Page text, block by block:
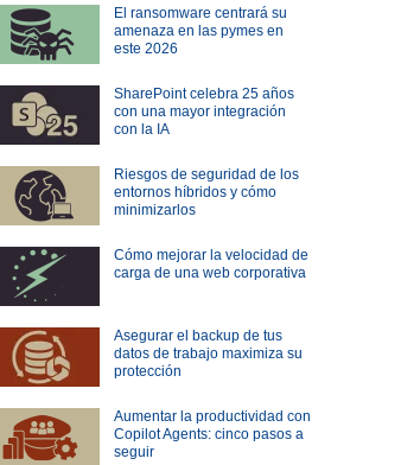
El ransomware centrará su
amenaza en las pymes en
este 2026
SharePoint celebra 25 años
con una mayor integración
con la IA
Riesgos de seguridad de los
entornos híbridos y cómo
minimizarlos
Cómo mejorar la velocidad de
carga de una web corporativa
Asegurar el backup de tus
datos de trabajo maximiza su
protección
Aumentar la productividad con
Copilot Agents: cinco pasos a
seguir